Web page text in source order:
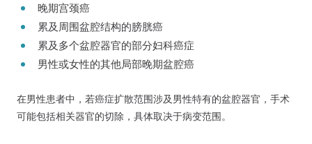
晚期宫颈癌
累及周围盆腔结构的膀胱癌
累及多个盆腔器官的部分妇科癌症
男性或女性的其他局部晚期盆腔癌
在男性患者中，若癌症扩散范围涉及男性特有的盆腔器官，手术
可能包括相关器官的切除，具体取决于病变范围。